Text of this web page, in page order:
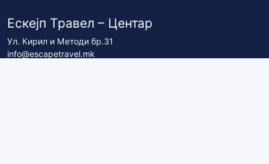
Ескејп Травел – Центар
Ул. Кирил и Методи бр.31
info@escapetravel.mk